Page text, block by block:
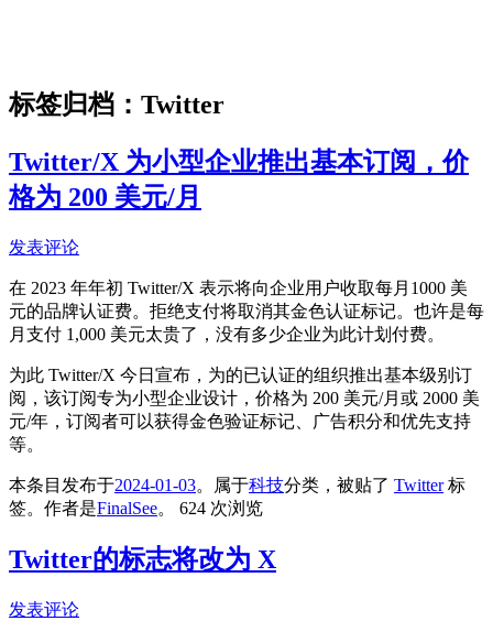
标签归档： Twitter
Twitter/X 为小型企业推出基本订阅，价
格为 200 美元/月
发表评论
在 2023 年年初 Twitter/X 表示将向企业用户收取每月1000 美
元的品牌认证费。拒绝支付将取消其金色认证标记。也许是每
月支付 1,000 美元太贵了，没有多少企业为此计划付费。
为此 Twitter/X 今日宣布，为的已认证的组织推出基本级别订
阅，该订阅专为小型企业设计，价格为 200 美元/月或 2000 美
元/年，订阅者可以获得金色验证标记、广告积分和优先支持
等。
本条目发布于2024-01-03。属于科技分类，被贴了 Twitter标
签。 作者是FinalSee。 624 次浏览
Twitter的标志将改为 X
发表评论